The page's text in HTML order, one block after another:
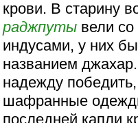
крови. В старину
раджпуты вели
индусами, у них
названием
надежду
шафранные
последней капли